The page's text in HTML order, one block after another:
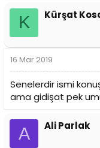
:
K Kürşat
16 Mar 2019
Senelerdir ismi
ama gidişat pek
A Ali Parlak